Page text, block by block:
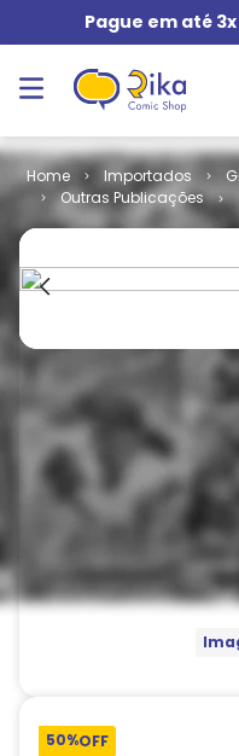
Pague em até
Importados
Outras Publicações
50%OFF